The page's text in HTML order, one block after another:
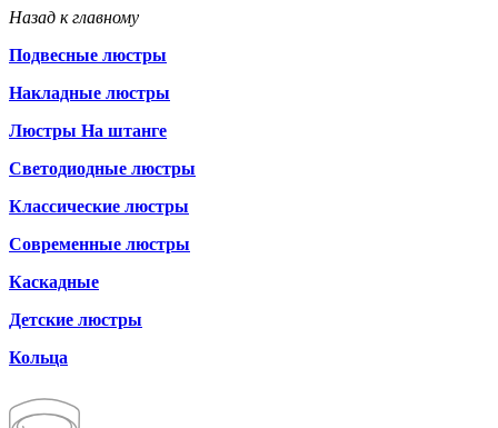
Назад к главному
Подвесные люстры
Накладные люстры
Люстры На штанге
Светодиодные люстры
Классические люстры
Современные люстры
Каскадные
Детские люстры
Кольца